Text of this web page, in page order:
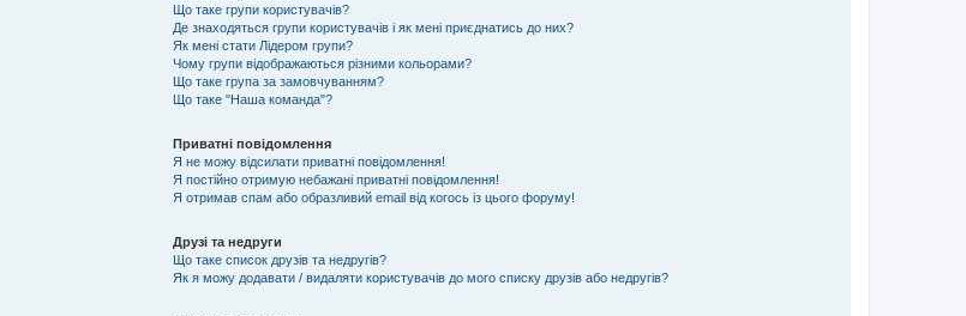
Що таке групи користувачів?
Де знаходяться групи користувачів і як мені приєднатись до них?
Як мені стати Лідером групи?
Чому групи відображаються різними кольорами?
Що таке група за замовчуванням?
Що таке "Наша команда"?
Приватні повідомлення
Я не можу відсилати приватні повідомлення!
Я постійно отримую небажані приватні повідомлення!
Я отримав спам або образливий email від когось із цього форуму!
Друзі та недруги
Що таке список друзів та недругів?
Як я можу додавати / видаляти користувачів до мого списку друзів або недругів?